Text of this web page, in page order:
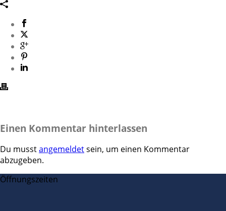
Einen Kommentar hinterlassen
Du musstangemeldetsein, um einen Kommentar
abzugeben.
Öffnungszeiten